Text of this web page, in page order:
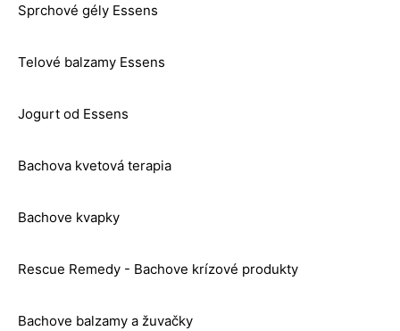
Sprchové gély Essens
Telové balzamy Essens
Jogurt od Essens
Bachova kvetová terapia
Bachove kvapky
Rescue Remedy - Bachove krízové produkty
Bachove balzamy a žuvačky